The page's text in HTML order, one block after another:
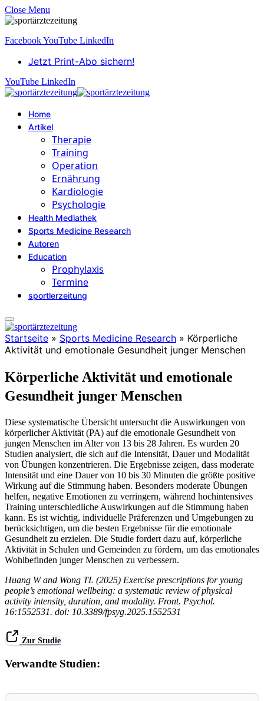
Close Menu
FacebookYouTube LinkedIn
Jetzt Print-Abo sichern!
YouTube LinkedIn
Home
Artikel
Therapie
Training
Operation
Ernährung
Kardiologie
Psychologie
Health Mediathek
Sports Medicine Research
Autoren
Education
Prophylaxis
Termine
sportlerzeitung
Startseite » Sports Medicine Research » Körperliche
Aktivität und emotionale Gesundheit junger Menschen
Körperliche Aktivität und emotionale
Gesundheit junger Menschen
Diese systematische Übersicht untersucht die Auswirkungen von
körperlicher Aktivität (PA) auf die emotionale Gesundheit von
jungen Menschen im Alter von 13 bis 28 Jahren. Es wurden 20
Studien analysiert, die sich auf die Intensität, Dauer und Modalität
von Übungen konzentrieren. Die Ergebnisse zeigen, dass moderate
Intensität und eine Dauer von 10 bis 30 Minuten die größte positive
Wirkung auf die Stimmung haben. Besonders moderate Übungen
helfen, negative Emotionen zu verringern, während hochintensives
Training unterschiedliche Auswirkungen auf die Stimmung haben
kann. Es ist wichtig, individuelle Präferenzen und Umgebungen zu
berücksichtigen, um die besten Ergebnisse für die emotionale
Gesundheit zu erzielen. Die Studie fordert dazu auf, körperliche
Aktivität in Schulen und Gemeinden zu fördern, um das emotionales
Wohlbefinden junger Menschen zu verbessern.
Huang W and Wong TL (2025) Exercise prescriptions for young
people’s emotional wellbeing: a systematic review of physical
activity intensity, duration, and modality. Front. Psychol.
16:1552531. doi: 10.3389/fpsyg.2025.1552531
Zur Studie
Verwandte Studien: